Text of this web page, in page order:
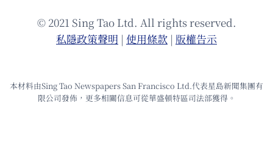
© 2021 Sing Tao Ltd. All rights reserved.
私隱政策聲明 | 使⽤條款 | 版權告⽰
本材料由Sing Tao Newspapers San Francisco Ltd.代表星島新聞集團有
限公司發佈，更多相關信息可從華盛頓特區司法部獲得。